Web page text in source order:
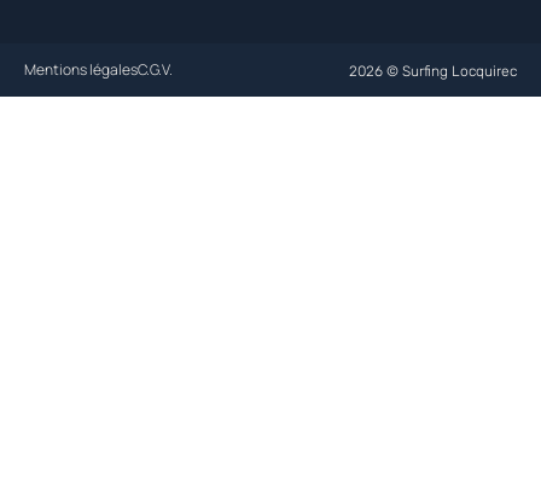
Mentions légalesC.G.V. 2026 © Surfing Locquirec